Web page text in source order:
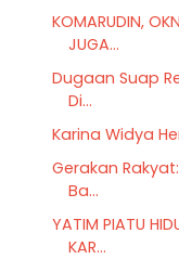
KOMARUDIN,
JUGA...
Dugaan Suap
Di...
Karina Widya
Gerakan
Ba...
YATIM PIATU
KAR...